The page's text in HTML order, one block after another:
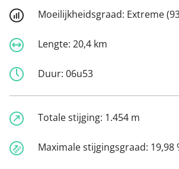
Moeilijkheidsgraad: Extreme
Lengte: 20,4 km
Duur: 06u53
Totale stijging: 1.454 m
Maximale stijgingsgraad: 19,98